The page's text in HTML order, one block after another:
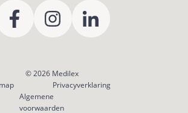
© 2026 Medilex
Privacyverklaring
Algemene
voorwaarden